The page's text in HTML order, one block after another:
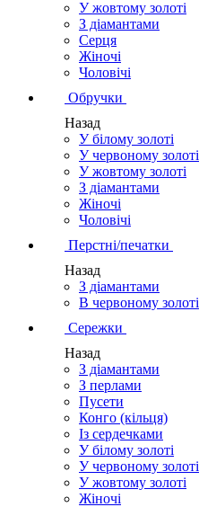
У жовтому золоті
З діамантами
Серця
Жіночі
Чоловічі
Обручки
Назад
У білому золоті
У червоному золоті
У жовтому золоті
З діамантами
Жіночі
Чоловічі
Перстні/печатки
Назад
З діамантами
В червоному золоті
Сережки
Назад
З діамантами
З перлами
Пусети
Конго (кільця)
Із сердечками
У білому золоті
У червоному золоті
У жовтому золоті
Жіночі